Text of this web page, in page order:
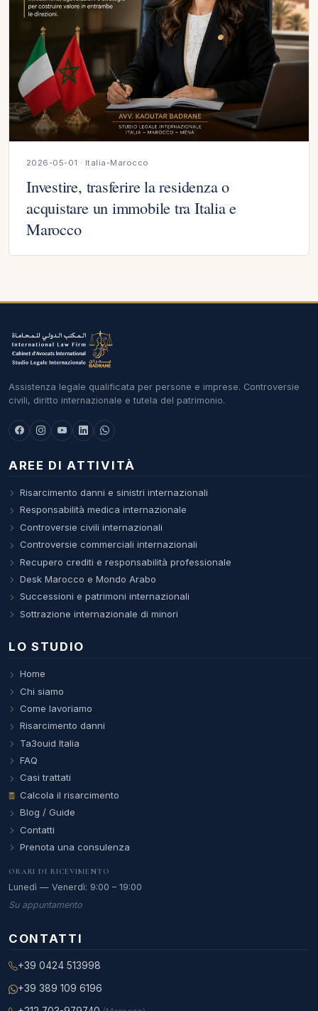
2026-05-01 · Italia-Marocco
Investire, trasferire la residenza o
acquistare un immobile tra Italia e
Marocco
Assistenza legale qualificata per persone e imprese. Controversie
civili, diritto internazionale e tutela del patrimonio.
AREE DI ATTIVITÀ
Risarcimento danni e sinistri internazionali
Responsabilità medica internazionale
Controversie civili internazionali
Controversie commerciali internazionali
Recupero crediti e responsabilità professionale
Desk Marocco e Mondo Arabo
Successioni e patrimoni internazionali
Sottrazione internazionale di minori
LO STUDIO
Home
Chi siamo
Come lavoriamo
Risarcimento danni
Ta3ouid Italia
FAQ
Casi trattati
Calcola il risarcimento
Blog / Guide
Contatti
Prenota una consulenza
ORARI DI RICEVIMENTO
Lunedì — Venerdì: 9:00 – 19:00
Su appuntamento
CONTATTI
+39 0424 513998
+39 389 109 6196